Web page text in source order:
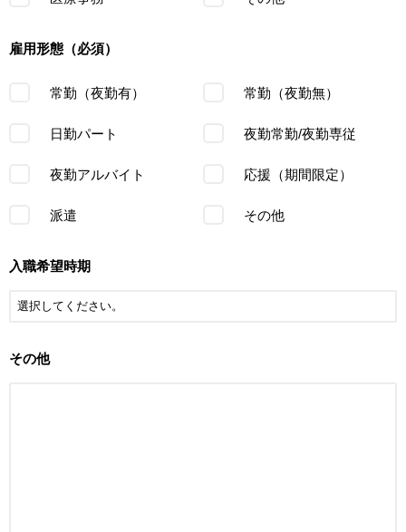
雇用形態（必須）
常勤（夜勤有） 常勤（夜勤無）
日勤パート 夜勤常勤/夜勤専従
夜勤アルバイト 応援（期間限定）
派遣 その他
入職希望時期
その他